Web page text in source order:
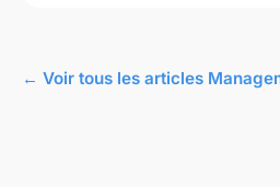
← Voir tous les articles